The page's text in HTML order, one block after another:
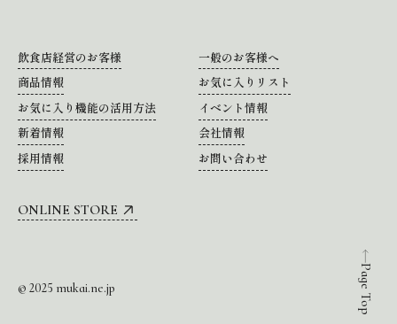
Page Top
飲食店経営のお客様
一般のお客様へ
商品情報
お気に入りリスト
お気に入り機能の活用方法
イベント情報
新着情報
会社情報
採用情報
お問い合わせ
ONLINE STORE
© 2025 mukai.ne.jp